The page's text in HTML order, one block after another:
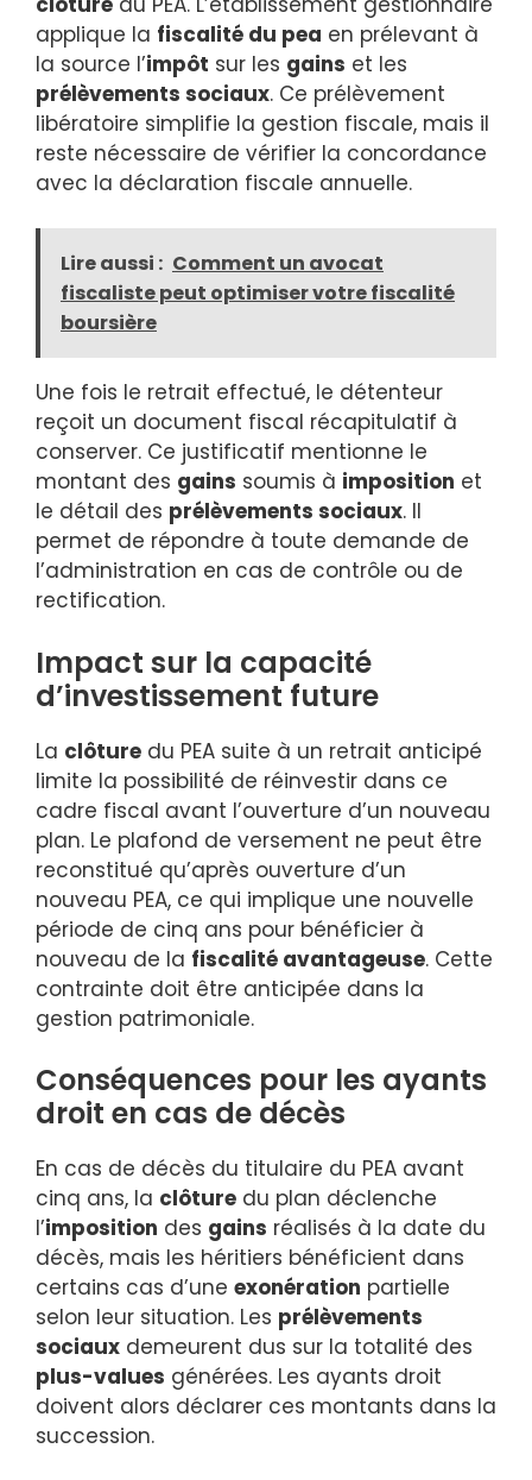
applique la fiscalité du pea en prélevant à
la source l’impôt sur les gains et les
prélèvements sociaux. Ce prélèvement
libératoire simplifie la gestion fiscale, mais il
reste nécessaire de vérifier la concordance
avec la déclaration fiscale annuelle.
Lire aussi : Comment un avocat
fiscaliste peut optimiser votre fiscalité
boursière
Une fois le retrait effectué, le détenteur
reçoit un document fiscal récapitulatif à
conserver. Ce justificatif mentionne le
montant des gains soumis à imposition et
le détail des prélèvements sociaux. Il
permet de répondre à toute demande de
l’administration en cas de contrôle ou de
rectification.
Impact sur la capacité
d’investissement future
La clôture du PEA suite à un retrait anticipé
limite la possibilité de réinvestir dans ce
cadre fiscal avant l’ouverture d’un nouveau
plan. Le plafond de versement ne peut être
reconstitué qu’après ouverture d’un
nouveau PEA, ce qui implique une nouvelle
période de cinq ans pour bénéficier à
nouveau de la fiscalité avantageuse. Cette
contrainte doit être anticipée dans la
gestion patrimoniale.
Conséquences pour les ayants
droit en cas de décès
En cas de décès du titulaire du PEA avant
cinq ans, la clôture du plan déclenche
l’imposition des gains réalisés à la date du
décès, mais les héritiers bénéficient dans
certains cas d’une exonération partielle
selon leur situation. Les prélèvements
sociaux demeurent dus sur la totalité des
plus-values générées. Les ayants droit
doivent alors déclarer ces montants dans la
succession.